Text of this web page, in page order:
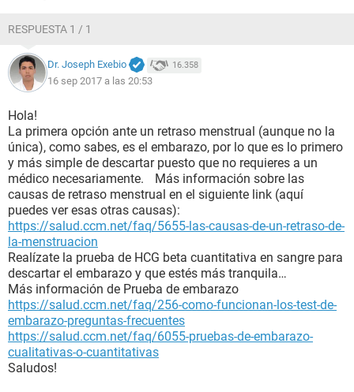
RESPUESTA 1 / 1
Dr. Joseph Exebio 16.358
16 sep 2017 a las 20:53
Hola!
La primera opción ante un retraso menstrual (aunque no la
única), como sabes, es el embarazo, por lo que es lo primero
y más simple de descartar puesto que no requieres a un
médico necesariamente. Más información sobre las
causas de retraso menstrual en el siguiente link (aquí
puedes ver esas otras causas):
https://salud.ccm.net/faq/5655-las-causas-de-un-retraso-de-
la-menstruacion
Realízate la prueba de HCG beta cuantitativa en sangre para
descartar el embarazo y que estés más tranquila…
Más información de Prueba de embarazo
https://salud.ccm.net/faq/256-como-funcionan-los-test-de-
embarazo-preguntas-frecuentes
https://salud.ccm.net/faq/6055-pruebas-de-embarazo-
cualitativas-o-cuantitativas
Saludos!